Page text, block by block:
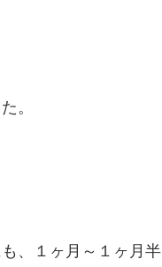
。
、１ヶ月～１ヶ月半